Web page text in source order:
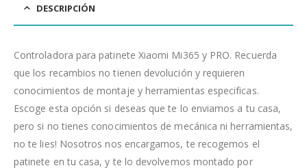
DESCRIPCIÓN
Controladora para patinete Xiaomi Mi365 y PRO. Recuerda
que los recambios no tienen devolución y requieren
conocimientos de montaje y herramientas especificas.
Escoge esta opción si deseas que te lo enviamos a tu casa,
pero si no tienes conocimientos de mecánica ni herramientas,
no te lies! Nosotros nos encargamos, te recogemos el
patinete en tu casa, y te lo devolvemos montado por